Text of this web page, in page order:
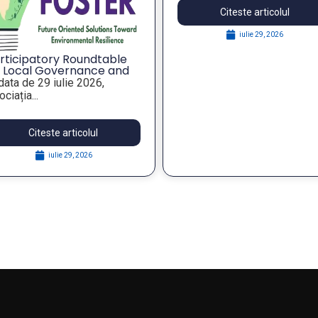
Citeste articolul
iulie 29, 2026
Citeste articolul
iulie 29, 2026